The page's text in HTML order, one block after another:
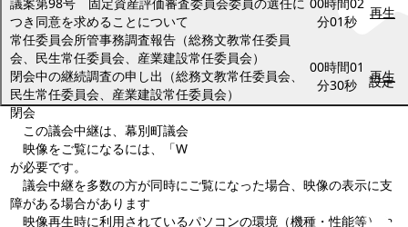
設定
つき同意を求めることについて
分01秒
再生
常任委員会所管事務調査報告（総務文教常任委員
会、民生常任委員会、産業建設常任委員会）
閉会中の継続調査の申し出（総務文教常任委員会、
民生常任委員会、産業建設常任委員会）
閉会
00時間01
分30秒
再生
この議会中継は、幕別町議会の公式記録ではありません。
映像をご覧になるには、「Windows Media Player9(無償)」以上
が必要です。
議会中継を多数の方が同時にご覧になった場合、映像の表示に支
障がある場合があります
映像再生時に利用されているパソコンの環境（機種・性能等）や